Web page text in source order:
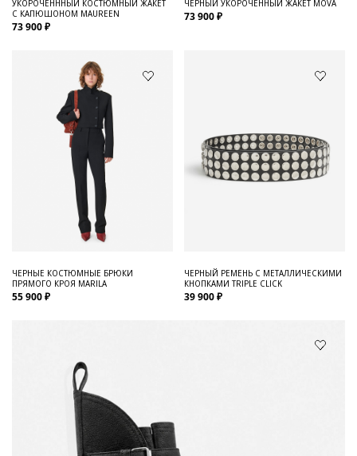
УКОРОЧЕНННЫЙ КОСТЮМНЫЙ ЖАКЕТ
С КАПЮШОНОМ MAUREEN
73 900 ₽
ЧЕРНЫЙ УКОРОЧЕННЫЙ ЖАКЕТ MOVA
73 900 ₽
ЧЕРНЫЕ КОСТЮМНЫЕ БРЮКИ
ПРЯМОГО КРОЯ MARILA
55 900 ₽
ЧЕРНЫЙ РЕМЕНЬ С МЕТАЛЛИЧЕСКИМИ
КНОПКАМИ TRIPLE CLICK
39 900 ₽